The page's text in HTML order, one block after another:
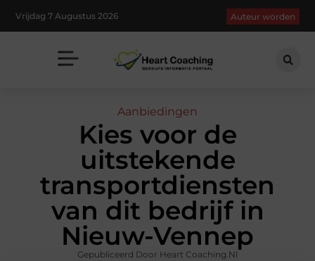
Vrijdag 7 Augustus 2026 Auteur worden
Aanbiedingen
Kies voor de
uitstekende
transportdiensten
van dit bedrijf in
Nieuw-Vennep
Gepubliceerd Door Heart Coaching.nl